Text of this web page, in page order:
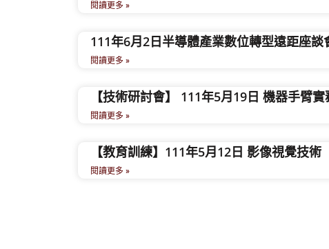
閱讀更多 »
111年6月2日半導體產業數位轉型遠距座談
閱讀更多 »
【技術研討會】 111年5月19日 機器手臂
閱讀更多 »
【教育訓練】111年5月12日 影像視覺技術
閱讀更多 »